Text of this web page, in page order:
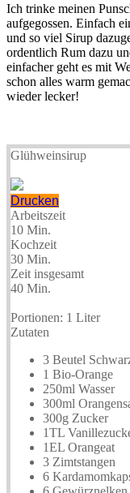
Ich trinke meinen
aufgegossen. Einfach
und so viel Sirup
ordentlich Rum dazu
einfacher geht es mit
schon alles warm
wieder lecker!
Glühweinsirup
Drucken
Arbeitszeit
10 Min.
Kochzeit
30 Min.
Zeit insgesamt
40 Min.
Portionen: 1 Liter
Zutaten
3 Beutel
1 Bio-Orange
250ml Wasser
300ml
300g Zucker
1TL
1EL Orangeat
3 Zimtstangen
6